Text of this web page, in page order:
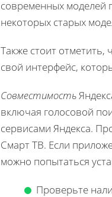
современных моделей
некоторых старых
Также стоит отметить,
свой интерфейс,
Совместимость
включая голосовой
сервисами Яндекса.
Смарт ТВ. Если
можно попытаться
Проверьте